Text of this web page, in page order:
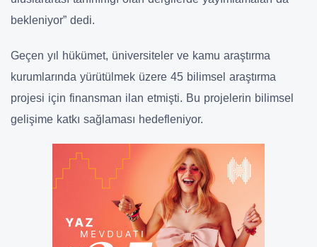
bekleniyor” dedi.
Geçen yıl hükümet, üniversiteler ve kamu araştırma
kurumlarında yürütülmek üzere 45 bilimsel araştırma
projesi için finansman ilan etmişti. Bu projelerin bilimsel
gelişime katkı sağlaması hedefleniyor.